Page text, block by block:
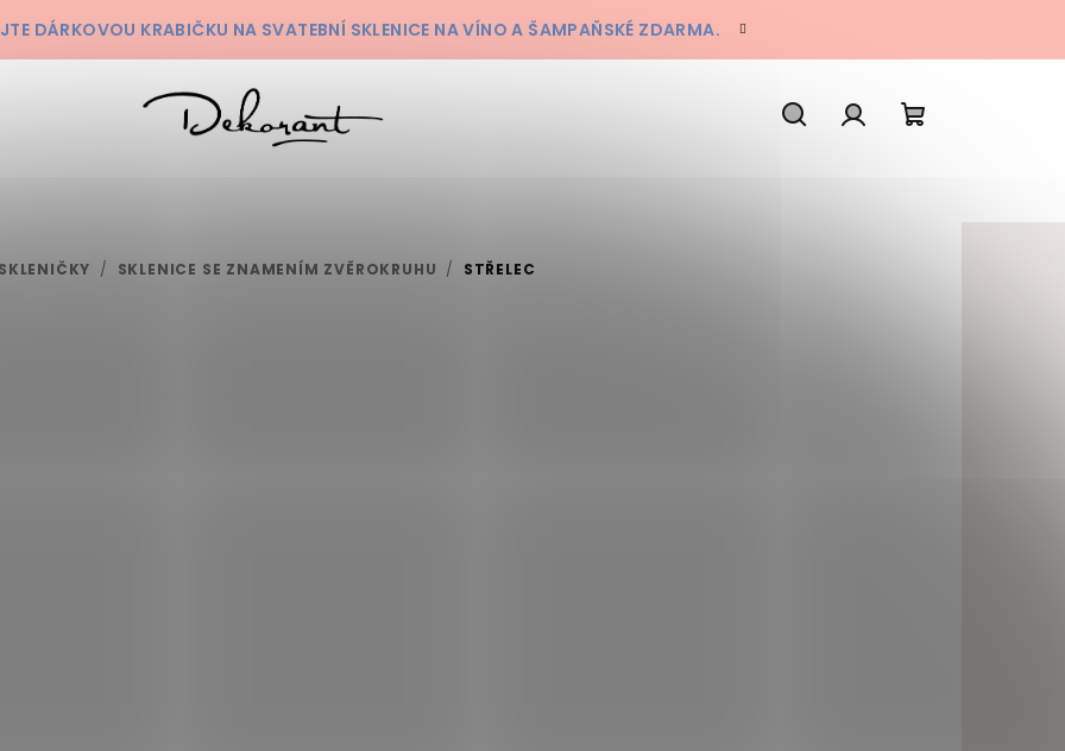
DÁRKOVOU KRABIČKU NA SVATEBNÍ SKLENICE NA VÍNO A ŠAMPAŇSKÉ ZDARMA.
SKLENIČKY / SKLENICE SE ZNAMENÍM ZVĚROKRUHU / STŘELEC